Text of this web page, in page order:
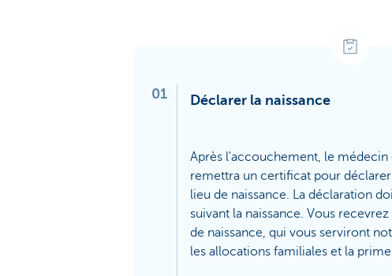
01 Déclarer la naissance
Après l'accouchement, le
remettra un certificat pour
lieu de naissance. La déclaration
suivant la naissance. Vous
de naissance, qui vous serviront
les allocations familiales et la